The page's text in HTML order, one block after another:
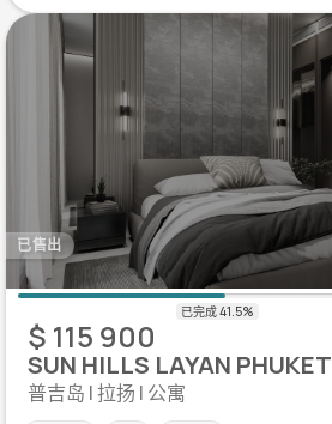
已售出
$ 115 900
SUN HILLS LAYAN PHUKET
普吉岛 | 拉扬 | 公寓